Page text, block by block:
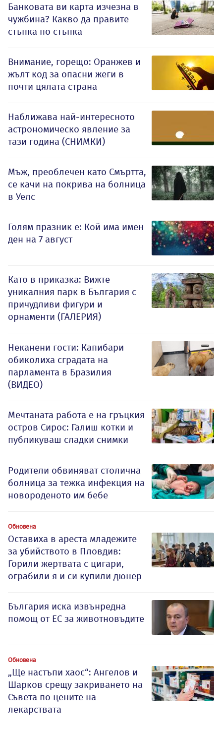
Банковата ви карта изчезна в
чужбина? Какво да правите
стъпка по стъпка
Внимание, горещо: Оранжев и
жълт код за опасни жеги в
почти цялата страна
Наближава най-интересното
астрономическо явление за
тази година (СНИМКИ)
Мъж, преоблечен като Смъртта,
се качи на покрива на болница
в Уелс
Голям празник е: Кой има имен
ден на 7 август
Като в приказка: Вижте
уникалния парк в България с
причудливи фигури и
орнаменти (ГАЛЕРИЯ)
Неканени гости: Капибари
обиколиха сградата на
парламента в Бразилия
(ВИДЕО)
Мечтаната работа е на гръцкия
остров Сирос: Галиш котки и
публикуваш сладки снимки
Родители обвиняват столична
болница за тежка инфекция на
новороденото им бебе
Обновена
Оставиха в ареста младежите
за убийството в Пловдив:
Горили жертвата с цигари,
ограбили я и си купили дюнер
България иска извънредна
помощ от ЕС за животновъдите
Обновена
„Ще настъпи хаос“: Ангелов и
Шарков срещу закриването на
Съвета по цените на
лекарствата